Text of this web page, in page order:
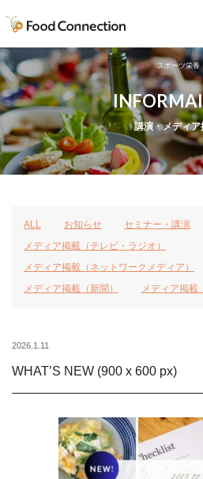
スポーツ栄養
講演・メディア
ALL お知らせ
セミナー・講演
メディア掲載（テレビ・ラジオ）
メディア掲載（ネットワークメディア）
メディア掲載（新聞）
メディア掲載
2026.1.11
WHAT’S NEW (900 x 600 px)